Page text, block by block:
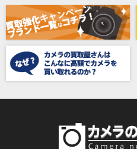
Belkin（ベルキン）
Bencini（ベンチーニ）
BENRO（ベンロ）
BERGEON（ベルジョン）
Blackmagic Design（ブラックマ
BLACKRAPID （ブラックラピッ